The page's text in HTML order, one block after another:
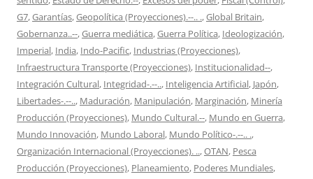
G7,Garantías,Geopolítica (Proyecciones).--.. .,Global Britain,
Gobernanza..--,Guerra mediática,Guerra Política, Ideologización,
Imperial, India, Indo-Pacific, Industrias (Proyecciones),
Infraestructura Transporte (Proyecciones), Institucionalidad--,
Integración Cultural, Integridad-.--.., Inteligencia Artificial, Japón,
Libertades-.--.., Maduración, Manipulación, Marginación, Minería
Producción (Proyecciones), Mundo Cultural.--, Mundo en Guerra,
Mundo Innovación, Mundo Laboral, Mundo Político-.--.. .,
Organización Internacional (Proyecciones). ..,OTAN, Pesca
Producción (Proyecciones), Planeamiento, Poderes Mundiales,